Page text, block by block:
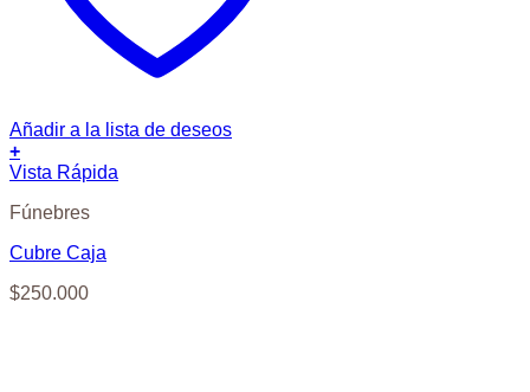
Añadir a la lista de deseos
+
Vista Rápida
Fúnebres
Cubre Caja
$250.000